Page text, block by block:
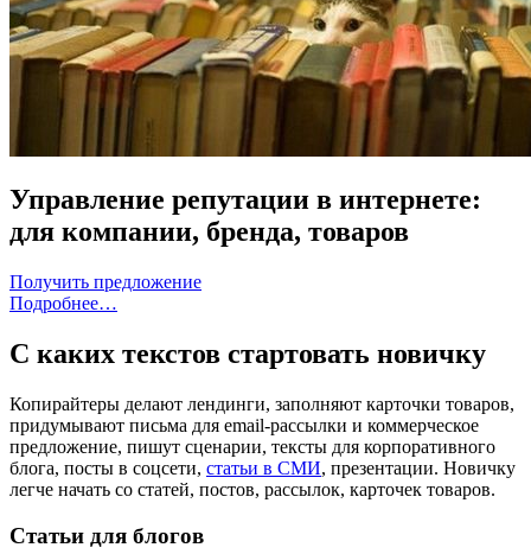
Управление репутации в интернете:
для компании, бренда, товаров
Получить предложение
Подробнее…
С каких текстов стартовать новичку
Копирайтеры делают лендинги, заполняют карточки товаров,
придумывают письма для email-рассылки и коммерческое
предложение, пишут сценарии, тексты для корпоративного
блога, посты в соцсети, статьи в СМИ, презентации. Новичку
легче начать со статей, постов, рассылок, карточек товаров.
Статьи для блогов